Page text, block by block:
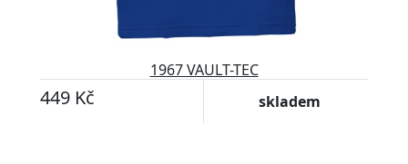
1967 VAULT-TEC
449 Kč skladem